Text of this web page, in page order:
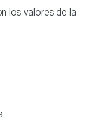
los valores de la